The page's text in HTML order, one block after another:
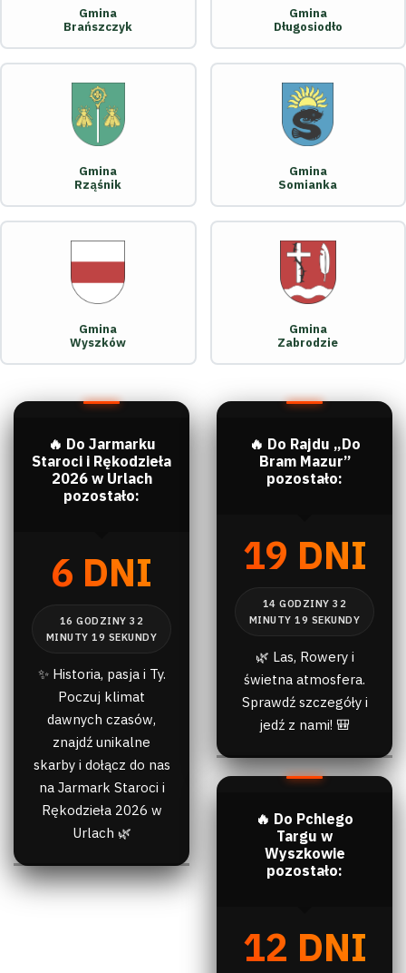
Gmina
Brańszczyk
Gmina
Długosiodło
Gmina
Rząśnik
Gmina
Somianka
Gmina
Wyszków
Gmina
Zabrodzie
🔥 Do Jarmarku
Staroci i Rękodzieła
2026 w Urlach
pozostało:
6 DNI
✨ Historia, pasja i Ty.
Poczuj klimat
dawnych czasów,
znajdź unikalne
skarby i dołącz do nas
na Jarmark Staroci i
Rękodzieła 2026 w
Urlach 🌿
🔥 Do Rajdu „Do
Bram Mazur”
pozostało:
19 DNI
🌿 Las, Rowery i
świetna atmosfera.
Sprawdź szczegóły i
jedź z nami! 🎒
🔥 Do Pchlego
Targu w
Wyszkowie
pozostało:
12 DNI